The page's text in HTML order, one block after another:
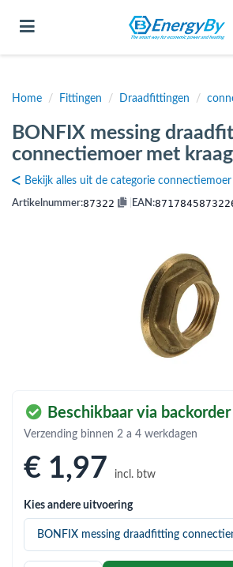
(Bevestigingsmateriaal / schroeven)
(Buffervaten, hygiene boilers &
(Expansievaten)
(Hemelwaterafvoer & riolering)
(Installatiemateriaal)
(Sanitair)
(Verwarming, kachels & ketels)
Toggle navigation
Home / Fittingen / Draadfittingen /
BONFIX messing
connectiemoer met
Bekijk alles uit de categorie connectiemoer
Artikelnummer:87322 EAN:
Beschikbaar via backorder
Verzending binnen 2 a 4 werkdagen
€ 1,97 incl. btw
Kies andere uitvoering